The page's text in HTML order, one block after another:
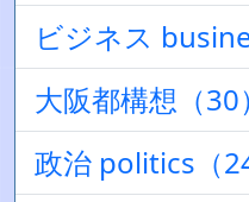
ビジネス
大阪都構想（30）
政治 politics（24